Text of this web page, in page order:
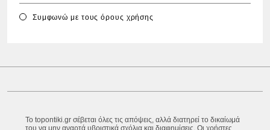
Συμφωνώ με τουςόρους χρήσης
Το topontiki.gr σέβεται όλες τις απόψεις, αλλά διατηρεί το δικαίωμά
του να μην αναρτά υβριστικά σχόλια και διαφημίσεις. Οι χρήστες